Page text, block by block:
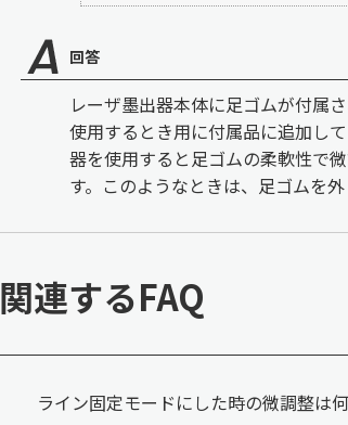
回答
レーザ墨出器本体に足ゴムが付属
使用するとき用に付属品に追加し
器を使用すると足ゴムの柔軟性で
す。このようなときは、足ゴムを外
関連するFAQ
ライン固定モードにした時の微調整は